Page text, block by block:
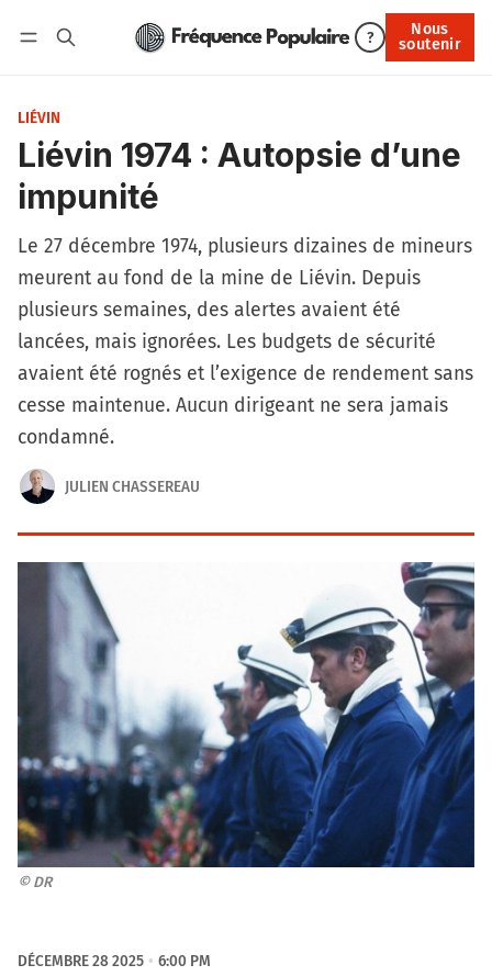
?
Nous
soutenir
Nous soutenir
LIÉVIN
Liévin 1974 : Autopsie d’une
impunité
Le 27 décembre 1974, plusieurs dizaines de mineurs
meurent au fond de la mine de Liévin. Depuis
plusieurs semaines, des alertes avaient été
lancées, mais ignorées. Les budgets de sécurité
avaient été rognés et l’exigence de rendement sans
cesse maintenue. Aucun dirigeant ne sera jamais
condamné.
JULIEN CHASSEREAU
© DR
DÉCEMBRE 28 2025
6:00 PM